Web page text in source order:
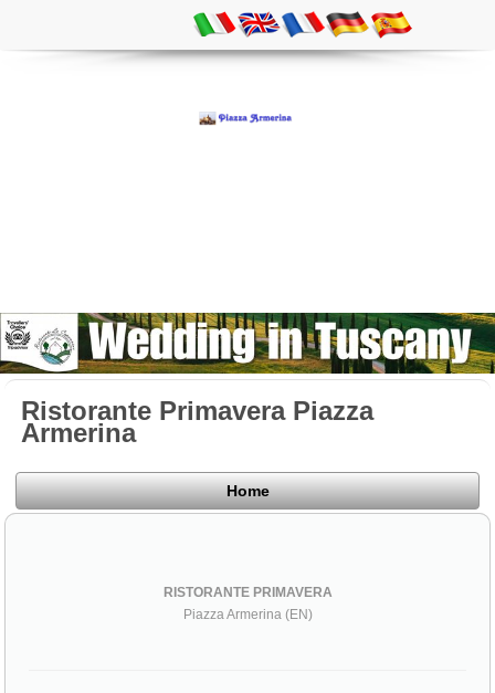
Ristorante Primavera Piazza
Armerina
Home
RISTORANTE PRIMAVERA
Piazza Armerina (EN)